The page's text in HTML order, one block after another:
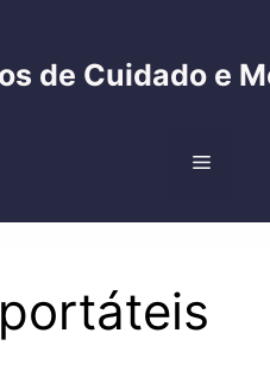
de Cuidado e
Menu